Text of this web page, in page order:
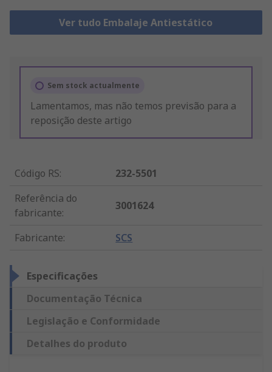
Ver tudo Embalaje Antiestático
Sem stock actualmente
Lamentamos, mas não temos previsão para a
reposição deste artigo
Código RS:
232-5501
Referência do
fabricante:
3001624
Fabricante: SCS
Especificações
Documentação Técnica
Legislação e Conformidade
Detalhes do produto